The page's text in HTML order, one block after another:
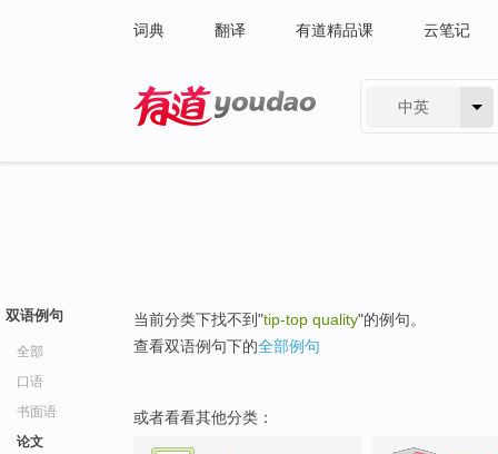
词典 翻译 有道精品课 云笔记
中英
双语例句
全部
口语
书面语
论文
当前分类下找不到"tip-top quality"的例句。
查看双语例句下的全部例句
或者看看其他分类：